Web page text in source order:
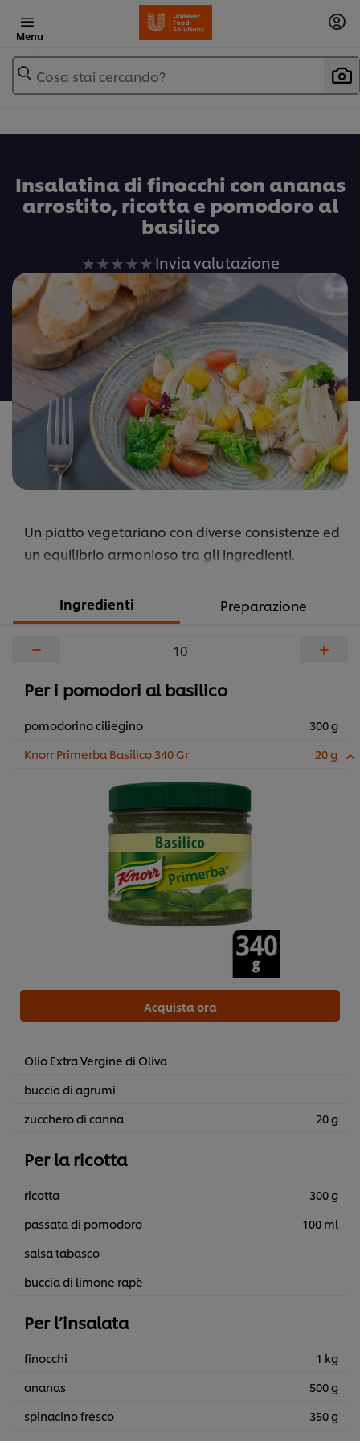
Menu
Cosa stai cercando?
Insalatina di finocchi con ananas
arrostito, ricotta e pomodoro al
basilico
Nessuna
valutazione
inviata
per
questo
recipe
Invia valutazione
Un piatto vegetariano con diverse consistenze ed
un equilibrio armonioso tra gli ingredienti.
Ingredienti Preparazione
− +
Per i pomodori al basilico
pomodorino ciliegino
300 g
Knorr Primerba Basilico 340 Gr
20 g
Acquista ora
Olio Extra Vergine di Oliva
buccia di agrumi
zucchero di canna
20 g
Per la ricotta
ricotta
300 g
passata di pomodoro
100 ml
salsa tabasco
buccia di limone rapè
Per l’insalata
finocchi
1 kg
ananas
500 g
spinacino fresco
350 g